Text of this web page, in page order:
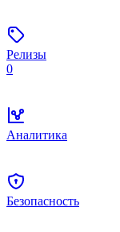
Релизы
0
Аналитика
Безопасность